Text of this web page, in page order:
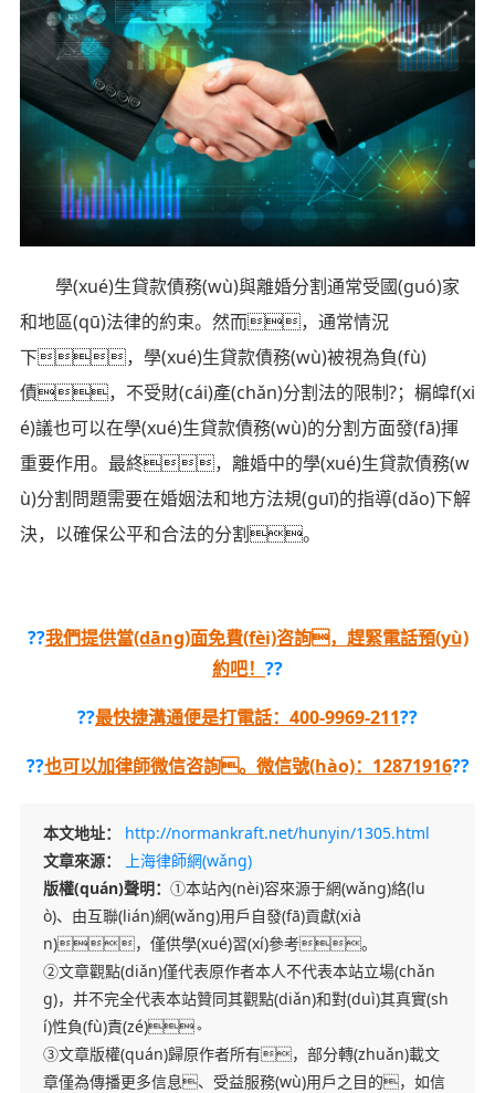
學(xué)生貸款債務(wù)與離婚分割通常受國(guó)家
和地區(qū)法律的約束。然而，通常情況
下，學(xué)生貸款債務(wù)被視為負(fù)
債，不受財(cái)產(chǎn)分割法的限制?；榍皡f(xi
é)議也可以在學(xué)生貸款債務(wù)的分割方面發(fā)揮
重要作用。最終，離婚中的學(xué)生貸款債務(w
ù)分割問題需要在婚姻法和地方法規(guī)的指導(dǎo)下解
決，以確保公平和合法的分割。
??我們提供當(dāng)面免費(fèi)咨詢，趕緊電話預(yù)
約吧！ ??
??最快捷溝通便是打電話：400-9969-211??
??也可以加律師微信咨詢。微信號(hào)：12871916??
本文地址：
http://normankraft.net/hunyin/1305.html
文章來源：
上海律師網(wǎng)
版權(quán)聲明： ①本站內(nèi)容來源于網(wǎng)絡(lu
ò)、由互聯(lián)網(wǎng)用戶自發(fā)貢獻(xià
n)，僅供學(xué)習(xí)參考。
②文章觀點(diǎn)僅代表原作者本人不代表本站立場(chǎn
g)，并不完全代表本站贊同其觀點(diǎn)和對(duì)其真實(sh
í)性負(fù)責(zé)。
③文章版權(quán)歸原作者所有，部分轉(zhuǎn)載文
章僅為傳播更多信息、受益服務(wù)用戶之目的，如信